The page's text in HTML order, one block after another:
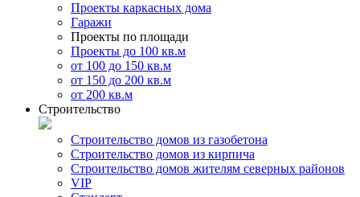
Проекты каркасных дома
Гаражи
Проекты по площади
Проекты до 100 кв.м
от 100 до 150 кв.м
от 150 до 200 кв.м
от 200 кв.м
Строительство
Строительство домов из газобетона
Строительство домов из кирпича
Строительство домов жителям северных районов
VIP